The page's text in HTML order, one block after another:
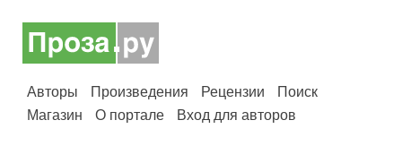
Авторы Произведения Рецензии
Поиск
Магазин
О портале Вход для авторов